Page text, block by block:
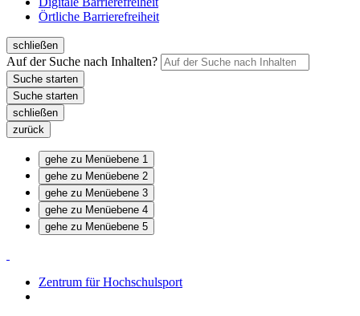
Örtliche Barrierefreiheit
schließen
Auf der Suche nach Inhalten?
schließen
zurück
gehe zu Menüebene 1
gehe zu Menüebene 2
gehe zu Menüebene 3
gehe zu Menüebene 4
gehe zu Menüebene 5
Zentrum für Hochschulsport